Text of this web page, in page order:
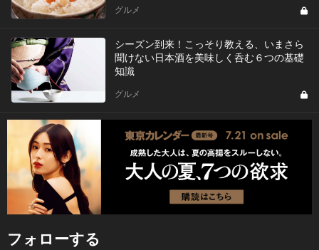
グルメ
シーズン到来！こっそり教える、いまさら
聞けない日本酒を美味しく呑む６つの基礎
知識
グルメ
フォローする